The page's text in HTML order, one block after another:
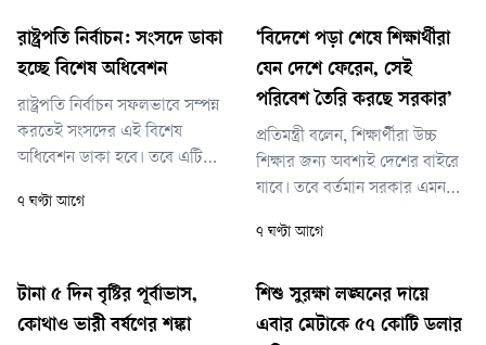
রাষ্ট্রপতি নির্বাচন: সংসদে ডাকা
হচ্ছে বিশেষ অধিবেশন
রাষ্ট্রপতি নির্বাচন সফলভাবে সম্পন্ন
করতেই সংসদের এই বিশেষ
অধিবেশন ডাকা হবে। তবে এটি
হবে, সে বিষয়ে তিনি এখনো চূড়ান্ত
৭ ঘণ্টা আগে
‘বিদেশে পড়া শেষে শিক্ষার্থীরা
যেন দেশে ফেরেন, সেই
পরিবেশ তৈরি করছে সরকার’
প্রতিমন্ত্রী বলেন, শিক্ষার্থীরা উচ্চ
শিক্ষার জন্য অবশ্যই দেশের বাইরে
যাবে। তবে বর্তমান সরকার এমন
যেখানে দেশের শিক্ষার্থীরা আবার
৭ ঘণ্টা আগে
টানা ৫ দিন বৃষ্টির পূর্বাভাস,
কোথাও ভারী বর্ষণের শঙ্কা
শিশু সুরক্ষা লঙ্ঘনের দায়ে
এবার মেটাকে ৫৭ কোটি ডলার